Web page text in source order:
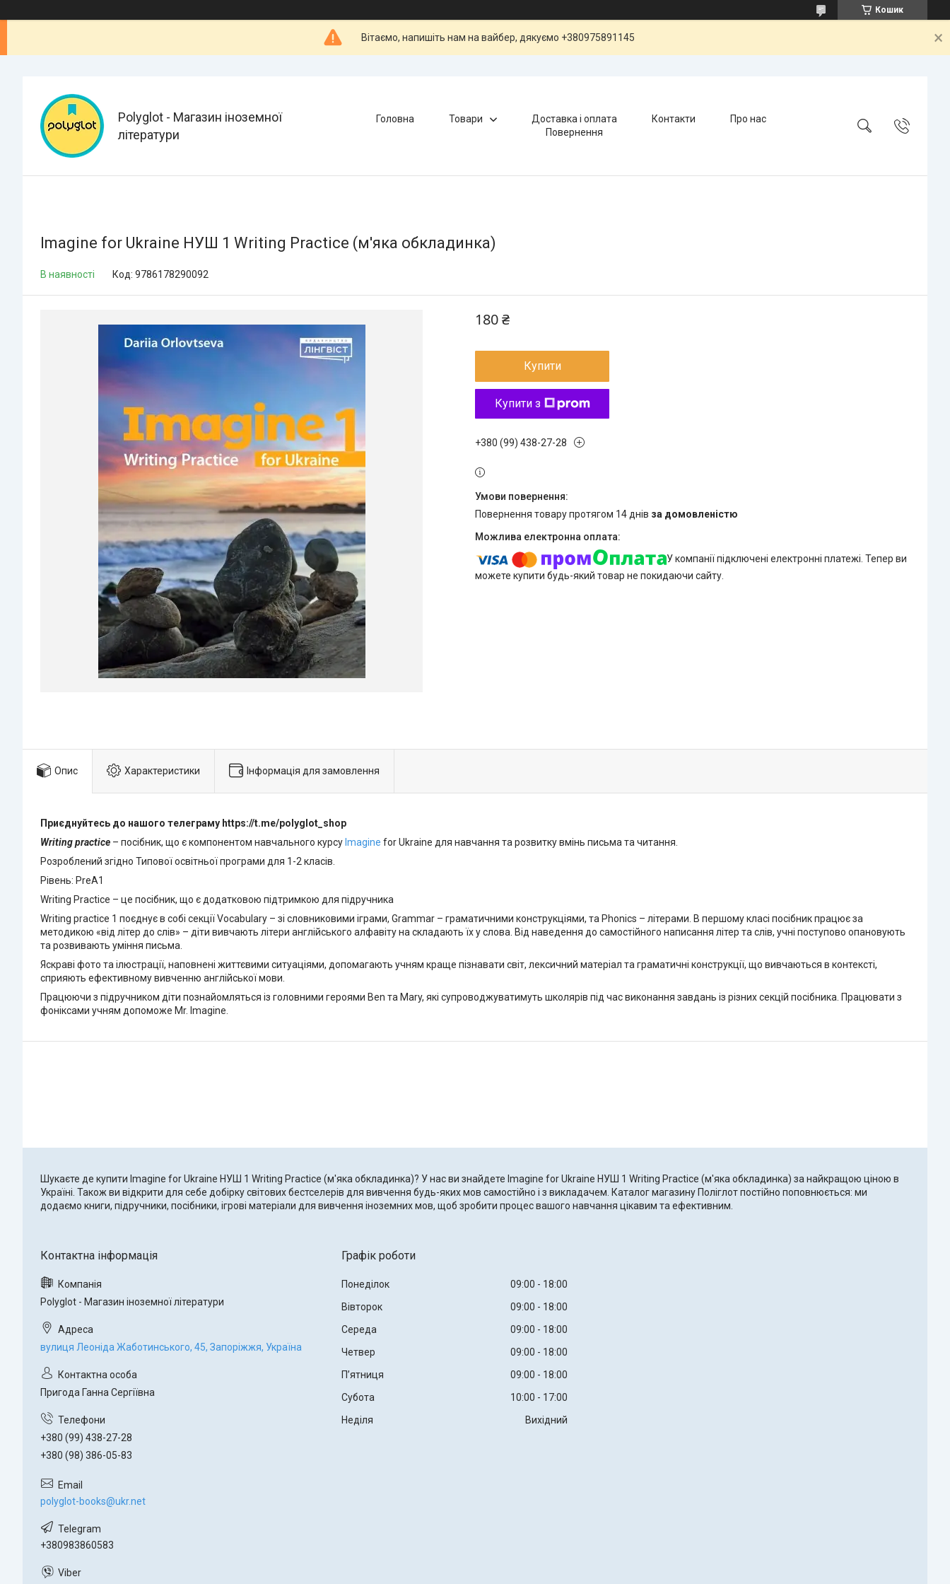
Кошик
Вітаємо, напишіть нам на вайбер, дякуємо +380975891145
Polyglot - Магазин іноземної
літератури
Головна Товари Доставка і оплата Контакти
Про нас
Повернення
Imagine for Ukraine НУШ 1 Writing Practice (м'яка обкладинка)
В наявності Код: 9786178290092
180 ₴
Купити
Купити з
+380 (99) 438-27-28
повернення товару протягом 14 днів за домовленістю
У компанії підключені електронні платежі. Тепер ви
можете купити будь-який товар не покидаючи сайту.
Опис Характеристики Інформація для замовлення
Приєднуйтесь до нашого телеграму https://t.me/polyglot_shop
Writing practice – посібник, що є компонентом навчального курсу Imagine for Ukraine для навчання та розвитку вмінь письма та читання.
Розроблений згідно Типової освітньої програми для 1-2 класів.
Рівень: PreA1
Writing Practice – це посібник, що є додатковою підтримкою для підручника
Writing practice 1 поєднує в собі секції Vocabulary – зі словниковими іграми, Grammar – граматичними конструкціями, та Phonics – літерами. В першому класі посібник працює за
методикою «від літер до слів» – діти вивчають літери англійського алфавіту на складають їх у слова. Від наведення до самостійного написання літер та слів, учні поступово опановують
та розвивають уміння письма.
Яскраві фото та ілюстрації, наповнені життєвими ситуаціями, допомагають учням краще пізнавати світ, лексичний матеріал та граматичні конструкції, що вивчаються в контексті,
сприяють ефективному вивченню англійської мови.
Працюючи з підручником діти познайомляться із головними героями Ben та Mary, які супроводжуватимуть школярів під час виконання завдань із різних секцій посібника. Працювати з
фоніксами учням допоможе Mr. Imagine.
Шукаєте де купити Imagine for Ukraine НУШ 1 Writing Practice (м'яка обкладинка)? У нас ви знайдете Imagine for Ukraine НУШ 1 Writing Practice (м'яка обкладинка) за найкращою ціною в
Україні. Також ви відкрити для себе добірку світових бестселерів для вивчення будь-яких мов самостійно і з викладачем. Каталог магазину Поліглот постійно поповнюється: ми
додаємо книги, підручники, посібники, ігрові матеріали для вивчення іноземних мов, щоб зробити процес вашого навчання цікавим та ефективним.
Polyglot - Магазин іноземної літератури
вулиця Леоніда Жаботинського, 45, Запоріжжя, Україна
Пригода Ганна Сергіївна
+380 (99) 438-27-28
+380 (98) 386-05-83
polyglot-books@ukr.net
+380983860583
Графік роботи
Понеділок 09:00
18:00
Вівторок
09:00
18:00
Середа
09:00
18:00
Четвер
09:00
18:00
Пʼятниця
09:00
18:00
Субота
10:00
17:00
Неділя
Вихідний